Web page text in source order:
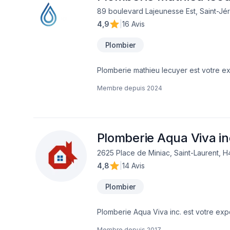
89 boulevard Lajeunesse Est, Saint-
4,9
16 Avis
Plombier
Plomberie mathieu lecuyer est votre
l'importance d'une approche
Membre depuis 2024
Plomberie Aqua Viva
2625 Place de Miniac, Saint-Laurent,
4,8
14 Avis
Plombier
Plomberie Aqua Viva inc. est votre